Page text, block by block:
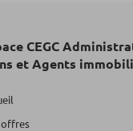
CEGC
et Agents
offres